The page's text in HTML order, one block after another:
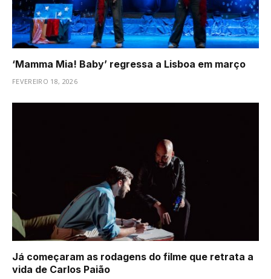
‘Mamma Mia! Baby’ regressa a Lisboa em março
FEVEREIRO 18, 2026
Já começaram as rodagens do filme que retrata a
vida de Carlos Paião